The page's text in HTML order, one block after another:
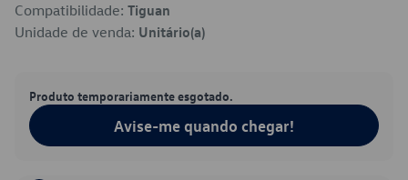
Compatibilidade: Tiguan
Unidade de venda: Unitário(a)
Produto temporariamente esgotado.
Avise-me quando chegar!